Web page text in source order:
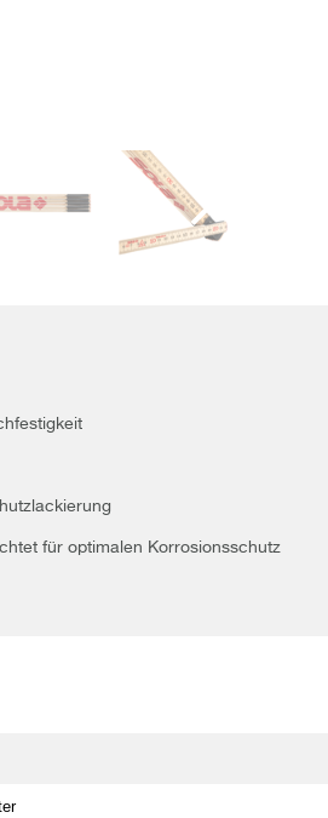
für optimalen Korrosionsschutz